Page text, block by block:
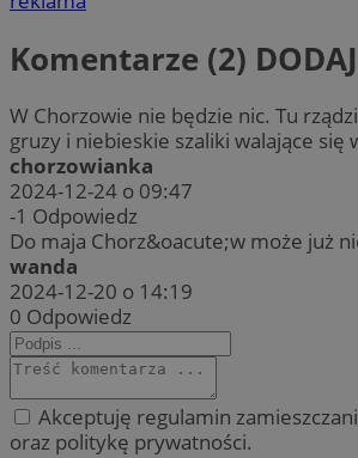
Komentarze (2) DODAJ
W Chorzowie nie będzie nic. Tu
gruzy i niebieskie szaliki walające się
chorzowianka
2024-12-24 o 09:47
-1 Odpowiedz
Do maja Chorz&oacute;w może już
wanda
2024-12-20 o 14:19
0 Odpowiedz
Akceptuję regulamin
oraz politykę prywatności.